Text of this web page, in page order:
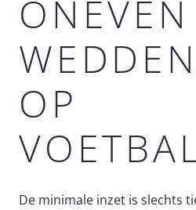
OP
De minimale inzet is slechts